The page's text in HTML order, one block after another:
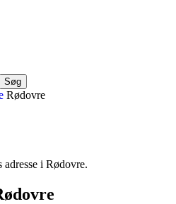
Søg
Rødovre
i Rødovre.